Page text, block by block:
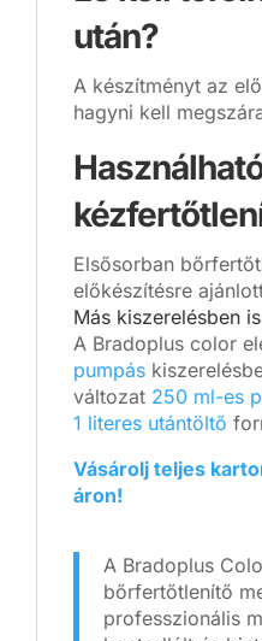
után?
A készítményt az
hagyni kell
Elsősorban
előkészítésre
Más kiszerelésben
A Bradoplus color
pumpás
változat 250 ml-es
1 literes utántöltő
Vásárolj teljes
áron!
A Bradoplus
bőrfertőtlenítő
professzionális